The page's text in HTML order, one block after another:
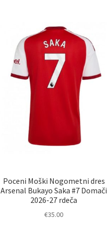
Poceni Moški Nogometni dres
Arsenal Bukayo Saka #7 Domači
2026-27 rdeča
€35.00